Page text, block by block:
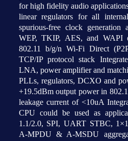
for high fidelity audio
linear regulators for all
spurious-free clock generation
WEP, TKIP, AES, and WAPI
802.11 b/g/n Wi-Fi Direct
TCP/IP protocol stack
LNA, power amplifier and
PLLs, regulators, DCXO and
+19.5dBm output power in
leakage current of <10uA
CPU could be used as
1.1/2.0, SPI, UART STBC,
A-MPDU & A-MSDU